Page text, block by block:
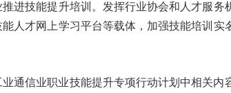
进技能提升培训。发挥行业协会和人才服
人才网上学习平台等载体，加强技能培训
业通信业职业技能提升专项行动计划中相关